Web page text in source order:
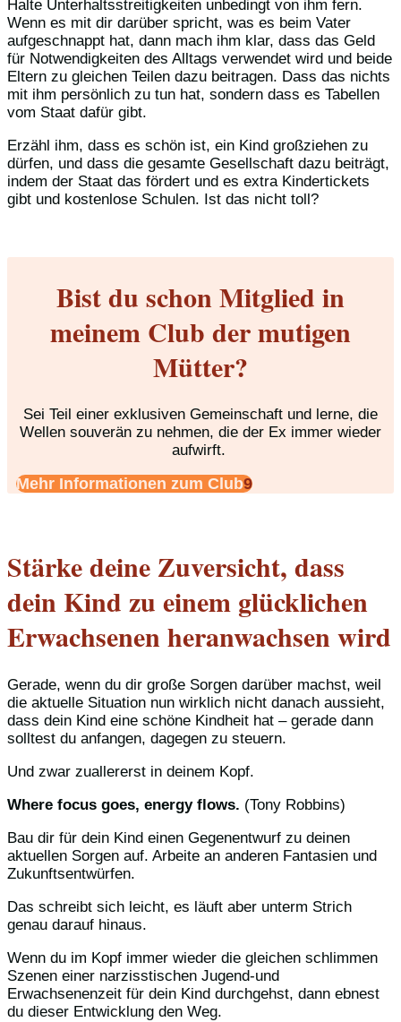
Halte Unterhaltsstreitigkeiten unbedingt von ihm fern.
Wenn es mit dir darüber spricht, was es beim Vater
aufgeschnappt hat, dann mach ihm klar, dass das Geld
für Notwendigkeiten des Alltags verwendet wird und beide
Eltern zu gleichen Teilen dazu beitragen. Dass das nichts
mit ihm persönlich zu tun hat, sondern dass es Tabellen
vom Staat dafür gibt.
Erzähl ihm, dass es schön ist, ein Kind großziehen zu
dürfen, und dass die gesamte Gesellschaft dazu beiträgt,
indem der Staat das fördert und es extra Kindertickets
gibt und kostenlose Schulen. Ist das nicht toll?
Bist du schon Mitglied in
meinem Club der mutigen
Mütter?
Sei Teil einer exklusiven Gemeinschaft und lerne, die
Wellen souverän zu nehmen, die der Ex immer wieder
aufwirft.
Mehr Informationen zum Club
Stärke deine Zuversicht, dass
dein Kind zu einem glücklichen
Erwachsenen heranwachsen wird
Gerade, wenn du dir große Sorgen darüber machst, weil
die aktuelle Situation nun wirklich nicht danach aussieht,
dass dein Kind eine schöne Kindheit hat – gerade dann
solltest du anfangen, dagegen zu steuern.
Und zwar zuallererst in deinem Kopf.
Where focus goes, energy flows. (Tony Robbins)
Bau dir für dein Kind einen Gegenentwurf zu deinen
aktuellen Sorgen auf. Arbeite an anderen Fantasien und
Zukunftsentwürfen.
Das schreibt sich leicht, es läuft aber unterm Strich
genau darauf hinaus.
Wenn du im Kopf immer wieder die gleichen schlimmen
Szenen einer narzisstischen Jugend-und
Erwachsenenzeit für dein Kind durchgehst, dann ebnest
du dieser Entwicklung den Weg.